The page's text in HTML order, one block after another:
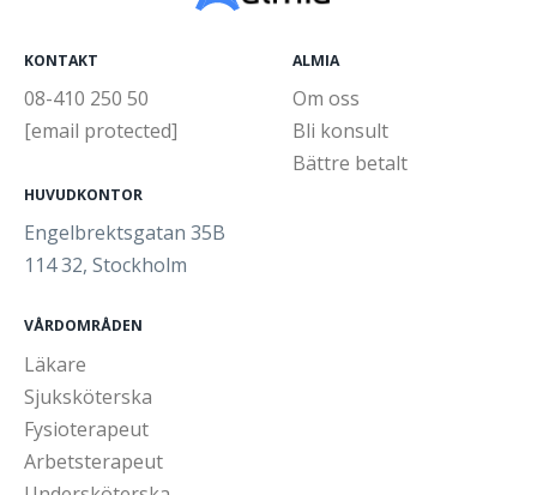
KONTAKT
08-410 250 50
[email protected]
HUVUDKONTOR
Engelbrektsgatan 35B
114 32, Stockholm
ALMIA
Om oss
Bli konsult
Bättre betalt
VÅRDOMRÅDEN
Läkare
Sjuksköterska
Fysioterapeut
Arbetsterapeut